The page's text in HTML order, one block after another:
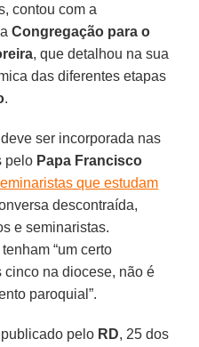
contou com a
Congregação para o
, que detalhou na sua
das diferentes etapas
.
ser incorporada nas
pelo Papa Francisco
que estudam
descontraída,
e seminaristas.
“um certo
cinco na diocese, não é
paroquial”.
pelo RD, 25 dos